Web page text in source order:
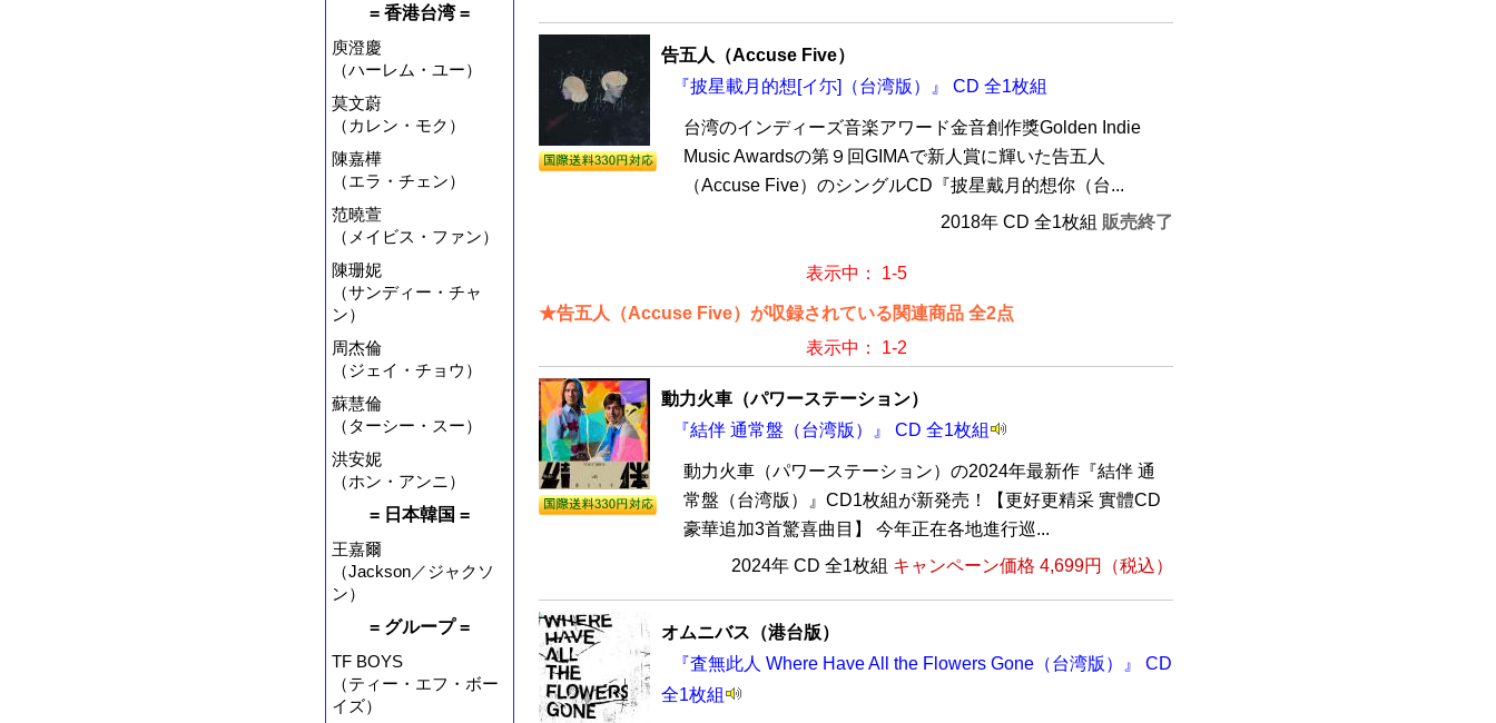
= 香港台湾 =
庾澄慶
（ハーレム・ユー）
莫文蔚
（カレン・モク）
陳嘉樺
（エラ・チェン）
范曉萱
（メイビス・ファン）
陳珊妮
（サンディー・チャ
ン）
周杰倫
（ジェイ・チョウ）
蘇慧倫
（ターシー・スー）
洪安妮
（ホン・アンニ）
= 日本韓国 =
王嘉爾
（Jackson／ジャクソ
ン）
= グループ =
TF BOYS
（ティー・エフ・ボー
イズ）
告五人（Accuse Five）
『披星載月的想[イ尓]（台湾版）』 CD 全1枚組
台湾のインディーズ音楽アワード金音創作獎Golden Indie
Music Awardsの第９回GIMAで新人賞に輝いた告五人
（Accuse Five）のシングルCD『披星戴月的想你（台...
2018年 CD 全1枚組 販売終了
表示中： 1-5
★告五人（Accuse Five）が収録されている関連商品 全2点
表示中： 1-2
動力火車（パワーステーション）
『結伴 通常盤（台湾版）』 CD 全1枚組
動力火車（パワーステーション）の2024年最新作『結伴 通
常盤（台湾版）』CD1枚組が新発売！【更好更精采 實體CD
豪華追加3首驚喜曲目】 今年正在各地進行巡...
2024年 CD 全1枚組 キャンペーン価格 4,699円（税込）
オムニバス（港台版）
『査無此人 Where Have All the Flowers Gone（台湾版）』 CD
全1枚組